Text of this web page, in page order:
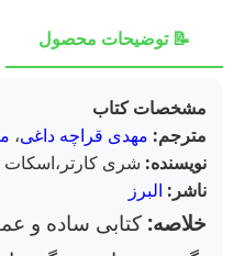
📝 توضیحات محصول
مشخصات کتاب
مترجم: مهدی قراچه داغی،
نویسنده: شری کارتر،اسکات
ناشر: البرز
خلاصه: کتابی ساده و